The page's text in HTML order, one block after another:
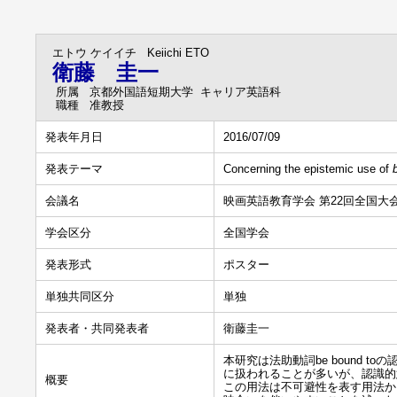
エトウ ケイイチ Keiichi ETO
衛藤 圭一
所属
京都外国語短期大学 キャリア英語科
職種
准教授
発表年月日 2016/07/09
発表テーマ Concerning the epistemic use of
会議名 映画英語教育学会 第22回全国大
学会区分 全国学会
発表形式 ポスター
単独共同区分 単独
発表者・共同発表者 衛藤圭一
概要
本研究は法助動詞be bound toの
に扱われることが多いが、認識
この用法は不可避性を表す用法